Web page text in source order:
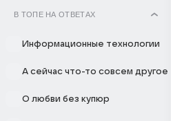
В ТОПЕ НА ОТВЕТАХ
Информационные технологии
А сейчас что-то совсем другое
О любви без купюр